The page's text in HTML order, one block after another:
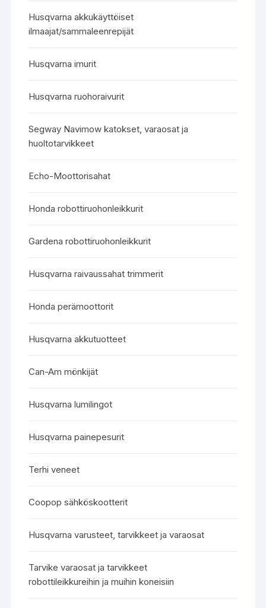
Husqvarna akkukäyttöiset
ilmaajat/sammaleenrepijät
Husqvarna imurit
Husqvarna ruohoraivurit
Segway Navimow katokset, varaosat ja
huoltotarvikkeet
Echo-Moottorisahat
Honda robottiruohonleikkurit
Gardena robottiruohonleikkurit
Husqvarna raivaussahat trimmerit
Honda perämoottorit
Husqvarna akkutuotteet
Can-Am mönkijät
Husqvarna lumilingot
Husqvarna painepesurit
Terhi veneet
Coopop sähköskootterit
Husqvarna varusteet, tarvikkeet ja varaosat
Tarvike varaosat ja tarvikkeet
robottileikkureihin ja muihin koneisiin